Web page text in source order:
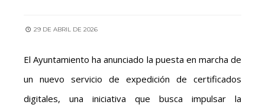
29 DE ABRIL DE 2026
El Ayuntamiento ha anunciado la puesta en marcha de
un nuevo servicio de expedición de certificados
digitales, una iniciativa que busca impulsar la